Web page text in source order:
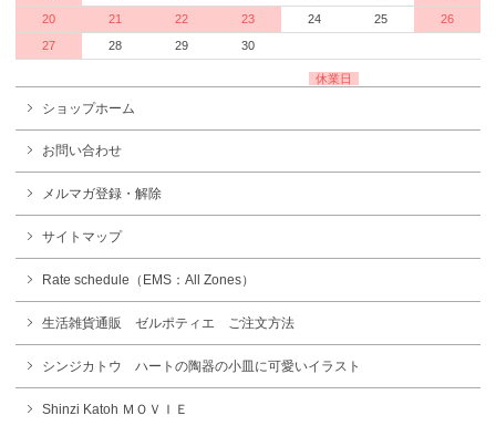
20
21 22 23 24 25
26
27
28 29 30
休業日
ショップホーム
お問い合わせ
メルマガ登録・解除
サイトマップ
Rate schedule（EMS：All Zones）
生活雑貨通販 ゼルポティエ ご注文方法
シンジカトウ ハートの陶器の小皿に可愛いイラスト
Shinzi Katoh ＭＯＶＩＥ